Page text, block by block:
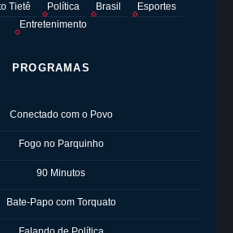
Tietê Política Brasil
Esportes
Entretenimento
PROGRAMAS
Conectado com o Povo
Fogo no Parquinho
90 Minutos
Bate-Papo com Torquato